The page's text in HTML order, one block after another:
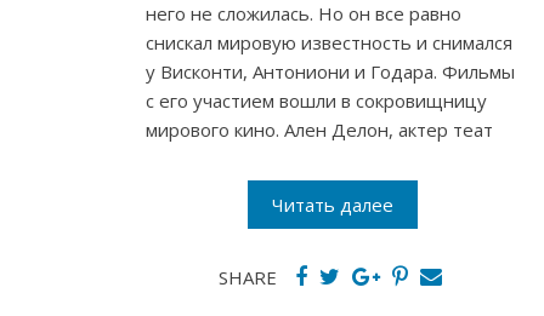
него не сложилась. Но он все равно
снискал мировую известность и снимался
у Висконти, Антониони и Годара. Фильмы
с его участием вошли в сокровищницу
мирового кино. Ален Делон, актер теат
Читать далее
SHARE